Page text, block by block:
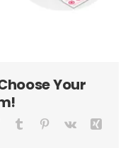
Your
Tumblr Pinterest
Vk